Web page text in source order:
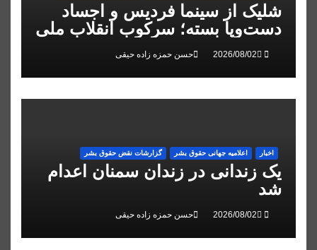
شلیک از سینما فردیس و اجساد
دست‌وپا بسته؛ سرکوب انقلاب ملی
در البرز
حسن حمزه زاده حیقی
اخبار اعلاميه جهانی حقوق بشر گزارشات نقض حقوق بشر
یک زندانی در زندان سمنان اعدام
شد
حسن حمزه زاده حیقی